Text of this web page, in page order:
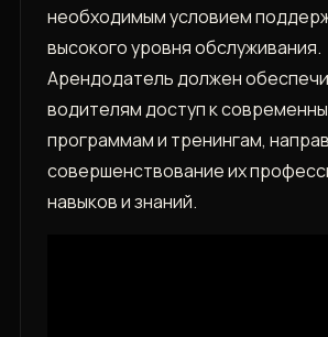
необходимым условием
высокого уровня обслуживания.
Арендодатель должен
водителям доступ к
программам и тренингам,
совершенствование их
навыков и знаний.